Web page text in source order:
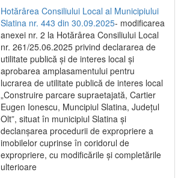
Hotărârea Consiliului Local al Municipiului
Slatina nr. 443 din 30.09.2025- modificarea
anexei nr. 2 la Hotărârea Consiliului Local
nr. 261/25.06.2025 privind declararea de
utilitate publică şi de interes local şi
aprobarea amplasamentului pentru
lucrarea de utilitate publică de interes local
„Construire parcare supraetajată, Cartier
Eugen Ionescu, Muncipiul Slatina, Judeţul
Olt”, situat în municipiul Slatina şi
declanşarea procedurii de expropriere a
imobilelor cuprinse în coridorul de
expropriere, cu modificările şi completările
ulterioare